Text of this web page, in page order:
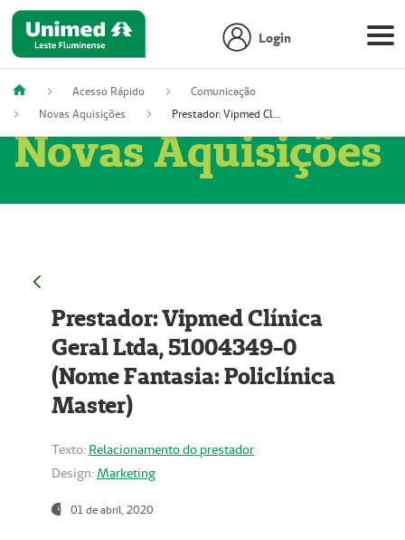
Login
Acesso Rápido
Comunicação
Novas Aquisições
Prestador: Vipmed Clínica Geral Ltda, 51004349-0 (Nome Fantasia: Policlínica Master)
Novas Aquisições
Prestador: Vipmed Clínica
Geral Ltda, 51004349-0
(Nome Fantasia: Policlínica
Master)
Texto: Relacionamento do prestador
Design: Marketing
01 de abril, 2020